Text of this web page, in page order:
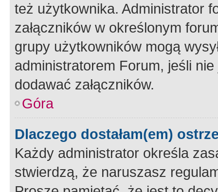
też użytkownika. Administrator
załączników w określonym
grupy użytkowników mogą
administratorem Forum, jeśli
dodawać załączników.
Góra
Dlaczego dostałam(em)
Każdy administrator określa
stwierdzą, że naruszasz